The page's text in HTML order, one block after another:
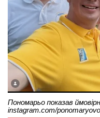
Пономарьо показав
instagram.com/